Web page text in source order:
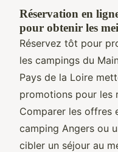
Réservation en
pour obtenir les
Réservez tôt pour
les campings du
Pays de la Loire
promotions pour les
Comparer les offres
camping Angers ou
cibler un séjour au